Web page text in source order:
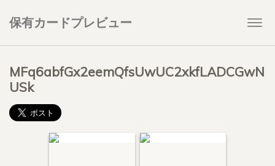
保有カードプレビュー
MFq6abfGx2eemQfsUwUC2xkfLADCGwN
USk